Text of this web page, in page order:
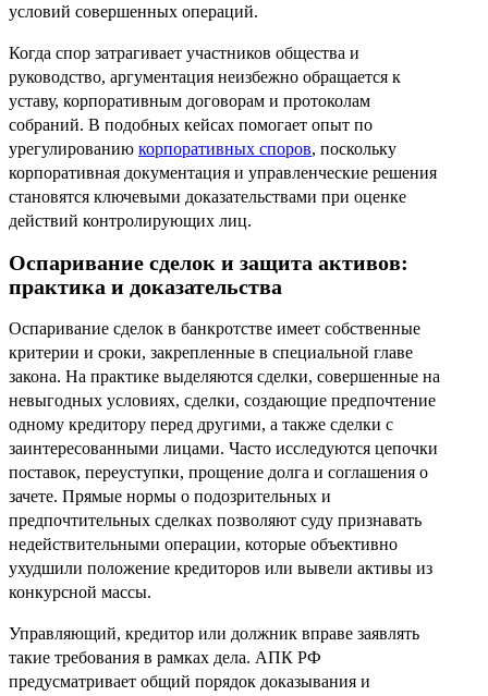
условий совершенных операций.
Когда спор затрагивает участников общества и
руководство, аргументация неизбежно обращается к
уставу, корпоративным договорам и протоколам
собраний. В подобных кейсах помогает опыт по
урегулированию корпоративных споров, поскольку
корпоративная документация и управленческие решения
становятся ключевыми доказательствами при оценке
действий контролирующих лиц.
Оспаривание сделок и защита активов:
практика и доказательства
Оспаривание сделок в банкротстве имеет собственные
критерии и сроки, закрепленные в специальной главе
закона. На практике выделяются сделки, совершенные на
невыгодных условиях, сделки, создающие предпочтение
одному кредитору перед другими, а также сделки с
заинтересованными лицами. Часто исследуются цепочки
поставок, переуступки, прощение долга и соглашения о
зачете. Прямые нормы о подозрительных и
предпочтительных сделках позволяют суду признавать
недействительными операции, которые объективно
ухудшили положение кредиторов или вывели активы из
конкурсной массы.
Управляющий, кредитор или должник вправе заявлять
такие требования в рамках дела. АПК РФ
предусматривает общий порядок доказывания и